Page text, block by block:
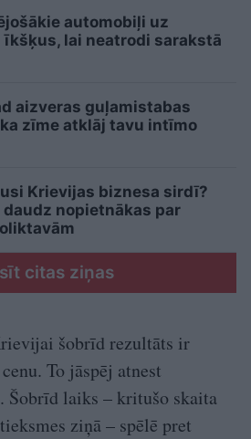
automobiļi uz
īkšķus, lai neatrodi sarakstā
aizveras guļamistabas
zīme atklāj tavu intīmo
Krievijas biznesa sirdī?
daudz nopietnākas par
citas ziņas
šobrīd rezultāts ir
To jāspēj atnest
laiks – kritušo skaita
ziņā – spēlē pret